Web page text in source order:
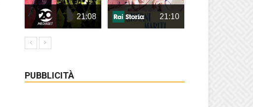
21:08 21:10
PUBBLICITÀ